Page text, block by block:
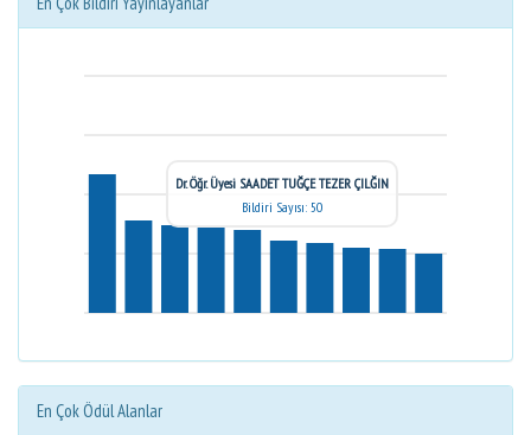
Dr. Öğr. Üyesi SAADET TUĞÇE TEZER ÇILĞIN
Bildiri Sayısı: 50
En Çok Ödül Alanlar